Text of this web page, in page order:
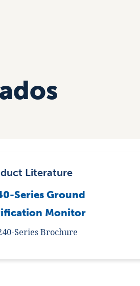
Literature
Series Ground
Monitor
Series Brochure